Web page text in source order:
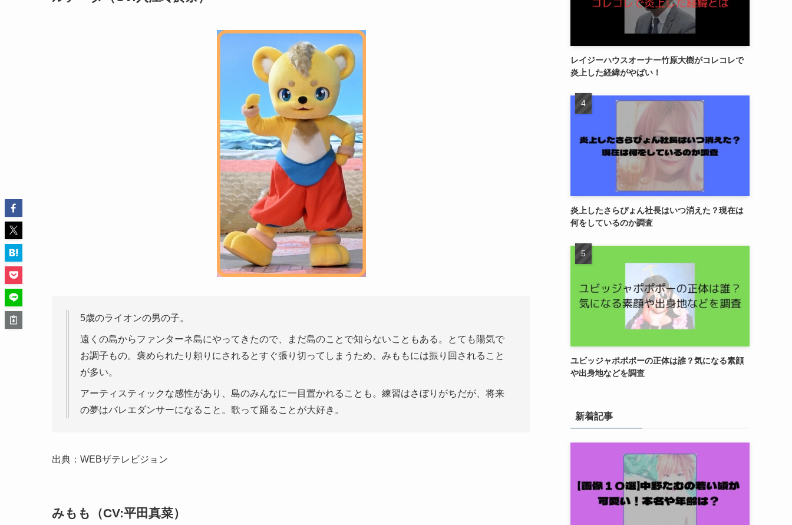
5歳のライオンの男の子。
遠くの島からファンターネ島にやってきたので、まだ島のことで知らないこともある。とても陽気で
お調子もの。褒められたり頼りにされるとすぐ張り切ってしまうため、みももには振り回されること
が多い。
アーティスティックな感性があり、島のみんなに一目置かれることも。練習はさぼりがちだが、将来
の夢はバレエダンサーになること。歌って踊ることが大好き。
出典：WEBザテレビジョン
みもも（CV:平田真菜）
レイジーハウスオーナー竹原大樹がコレコレで
炎上した経緯がやばい！
炎上したさらぴょん社長はいつ消えた？現在は
何をしているのか調査
ユビッジャポポポーの正体は誰？気になる素顔
や出身地などを調査
新着記事